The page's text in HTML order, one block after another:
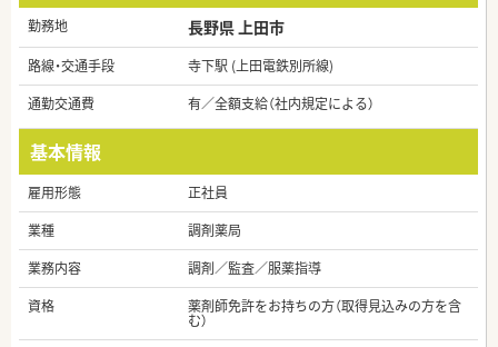
勤務地 長野県 上田市
路線・交通手段
寺下駅 (上田電鉄別所線)
通勤交通費
有／全額支給（社内規定による）
基本情報
雇用形態
正社員
業種
調剤薬局
業務内容
調剤／監査／服薬指導
資格
薬剤師免許をお持ちの方（取得見込みの方を含
む）